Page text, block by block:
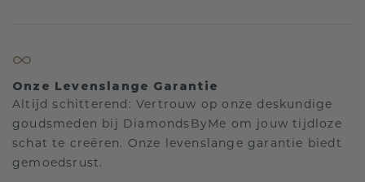
Onze Levenslange Garantie
Altijd schitterend: Vertrouw op onze deskundige
goudsmeden bij DiamondsByMe om jouw tijdloze
schat te creëren. Onze levenslange garantie biedt
gemoedsrust.